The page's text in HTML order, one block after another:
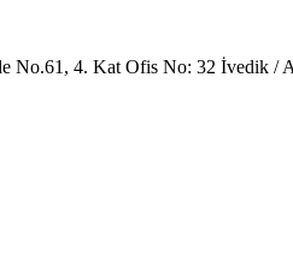
No.61, 4. Kat Ofis No: 32 İvedik /